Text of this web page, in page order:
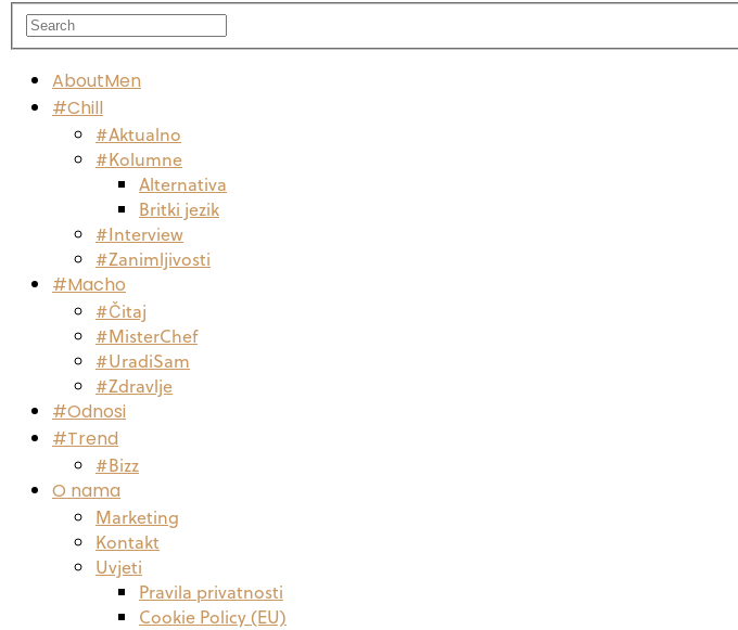
AboutMen
#Chill
#Aktualno
#Kolumne
Alternativa
Britki jezik
#Interview
#Zanimljivosti
#Macho
#Čitaj
#MisterChef
#UradiSam
#Zdravlje
#Odnosi
#Trend
#Bizz
O nama
Marketing
Kontakt
Uvjeti
Pravila privatnosti
Cookie Policy (EU)